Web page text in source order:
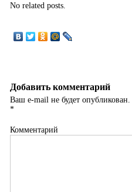
No related posts.
Добавить комментарий
Ваш e-mail не будет опубликован.
*
Комментарий